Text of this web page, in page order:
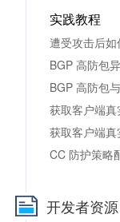
实践教程
遭受攻击后
BGP 高防包
BGP 高防包
获取客户端真
获取客户端真
CC 防护策略
开发者资源